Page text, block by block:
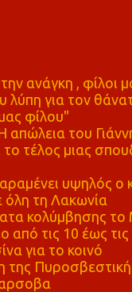
ανάγκη , φίλοι
λύπη για τον
φίλου"
του
τέλος μιας
υψηλός ο
όλη τη Λακωνία
κολύμβησης το
από τις 10 έως
για το κοινό
της